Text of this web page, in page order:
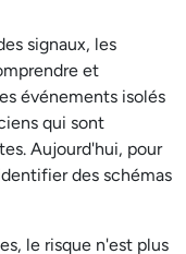
signaux, les
et
événements isolés
qui sont
Aujourd'hui, pour
des schémas
le risque n'est plus